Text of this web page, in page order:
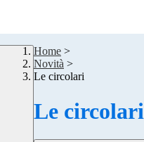
Home >
Novità >
Le circolari
Le circolari